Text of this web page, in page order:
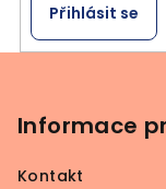
Přihlásit se
Informace
Kontakt